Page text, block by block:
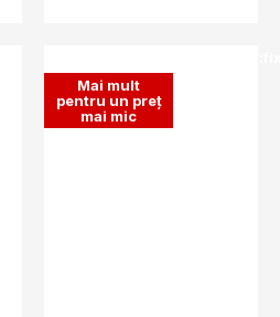
Mai mult
pentru un preț
mai mic